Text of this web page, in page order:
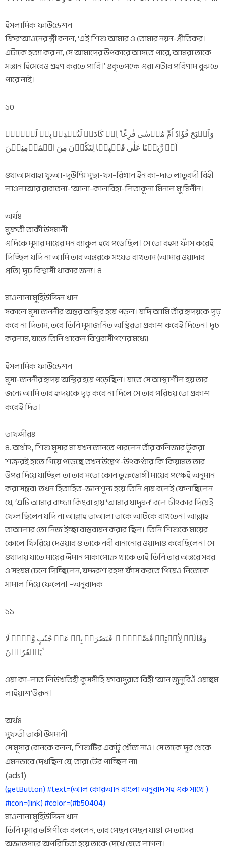
ইসলামিক ফাউন্ডেশন
ফির‘আওনের স্ত্রী বলল, ‘এই শিশু আমার ও তোমার নয়ন-প্রীতিকর।
এটাকে হত্যা কর না, সে আমাদের উপকারে আসতে পারে, আমরা তাকে
সন্তান হিসেবেও গ্রহণ করতে পারি।’ প্রকৃতপক্ষে এরা এটার পরিণাম বুঝতে
পারে নাই।
১০
وَاَصۡبَحَ فُؤَادُ اُمِّ مُوۡسٰی فٰرِغًا ؕ اِنۡ کَادَتۡ لَتُبۡدِیۡ بِہٖ لَوۡلَاۤ
اَنۡ رَّبَطۡنَا عَلٰی قَلۡبِہَا لِتَکُوۡنَ مِنَ الۡمُؤۡمِنِیۡنَ
ওয়াআসবাহা ফুআ-দুউম্মি মূছা-ফা-রিগান ইন কা-দাত লাতুবদী বিহী
লাওলাআর রাবাতনা-‘আলা-কালবিহা-লিতাকূনা মিনাল মু’মিনীন।
অর্থঃ
মুফতী তাকী উসমানী
এদিকে মূসার মায়ের মন ব্যাকুল হয়ে পড়েছিল। সে তো রহস্য ফাঁস করেই
দিচ্ছিল যদি না আমি তার অন্তরকে সংযত রাখতাম (আমার ওয়াদার
প্রতি) দৃঢ় বিশ্বাসী থাকার জন্য। ৪
মাওলানা মুহিউদ্দিন খান
সকালে মূসা জননীর অন্তর অস্থির হয়ে পড়ল। যদি আমি তাঁর হৃদয়কে দৃঢ়
করে না দিতাম, তবে তিনি মূসাজনিত অস্থিরতা প্রকাশ করেই দিতেন। দৃঢ়
করলাম, যাতে তিনি থাকেন বিশ্ববাসীগণের মধ্যে।
ইসলামিক ফাউন্ডেশন
মূসা-জননীর হৃদয় অস্থির হয়ে পড়েছিল। যাতে সে আস্থাশীল হয় তার
জন্যে আমি তার হৃদয়কে দৃঢ় করে না দিলে সে তার পরিচয় তো প্রকাশ
করেই দিত।
তাফসীরঃ
৪. অর্থাৎ, শিশু মূসার মা যখন জানতে পারলেন তাঁর কলিজার টুকরা
শত্রুরই হাতে গিয়ে পড়েছে তখন উদ্বেগ-উৎকণ্ঠার কি কিয়ামত তার
উপর দিয়ে যাচ্ছিল তা তার মতো কোন ভুক্তভোগী মায়ের পক্ষেই অনুমান
করা সম্ভব। তখন হিতাহিত-জ্ঞানশূন্য হয়ে তিনি প্রায় বলেই ফেলছিলেন
যে, ‘এটি আমার বাচ্চা! কিংবা হায় ‘আমার যাদুধন’ বলে চীৎকার দিয়েই
ফেলছিলেন যদি না আল্লাহ তাআলা তাকে আটকে রাখতেন। আল্লাহ
তাআলার তো নিজ ইচ্ছা বাস্তবায়ন করার ছিল। তিনি শিশুকে মায়ের
কোলে ফিরিয়ে দেওয়ার ও তাকে নবী বানানোর ওয়াদাও করেছিলেন। সে
ওয়াদায় যাতে মায়ের ঈমান পাকাপোক্ত থাকে তাই তিনি তার অন্তরে সবর
ও সংযম ঢেলে দিচ্ছিলেন, যদ্দরুণ রহস্য ফাঁস করতে গিয়েও নিজেকে
সামাল দিয়ে ফেলেন। -অনুবাদক
১১
وَقَالَتۡ لِاُخۡتِہٖ قُصِّیۡہِ ۫ فَبَصُرَتۡ بِہٖ عَنۡ جُنُبٍ وَّہُمۡ لَا
یَشۡعُرُوۡنَ ۙ
ওয়া কা-লাত লিউখতিহী কুসসীহি ফাবাসুরাত বিহী ‘আন জুনুবিওঁ ওয়াহুম
লাইয়াশ‘উরূন।
অর্থঃ
মুফতী তাকী উসমানী
সে মূসার বোনকে বলল, শিশুটির একটু খোঁজ নাও। সে তাকে দূর থেকে
এমনভাবে দেখছিল যে, তারা টের পাচ্ছিল না।
(ads1)
(getButton) #text=(আল কোরআন বাংলা অনুবাদ সহ এক সাথে )
#icon=(link) #color=(#b50404)
মাওলানা মুহিউদ্দিন খান
তিনি মূসার ভগিণীকে বললেন, তার পেছন পেছন যাও। সে তাদের
অজ্ঞাতসারে অপরিচিতা হয়ে তাকে দেখে যেতে লাগল।